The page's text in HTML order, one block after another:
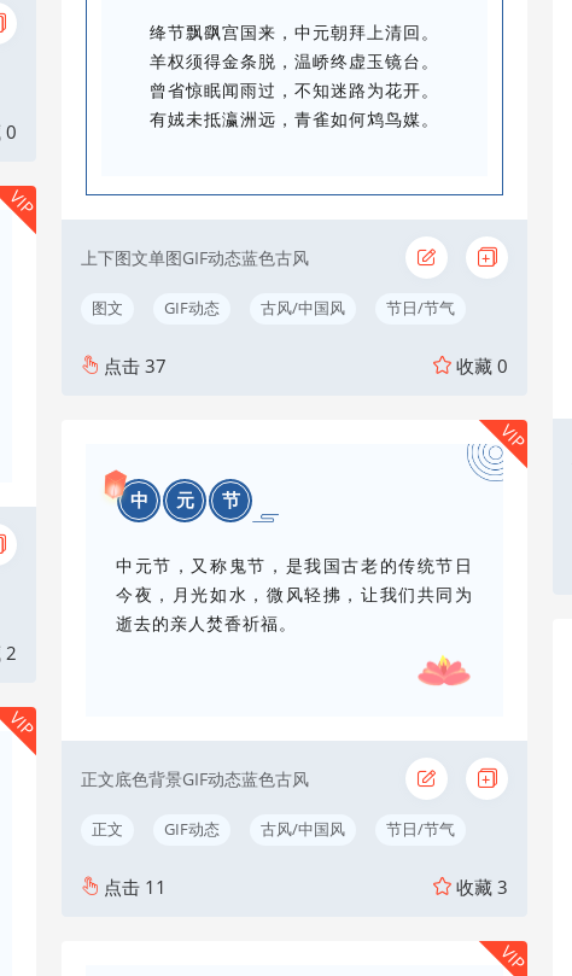
0
2
VIP
VIP
绛节飘飖宫国来，中元朝拜上清回。
羊权须得金条脱，温峤终虚玉镜台。
曾省惊眠闻雨过，不知迷路为花开。
有娀未抵瀛洲远，青雀如何鸩鸟媒。
上下图文单图GIF动态蓝色古风
图文 GIF动态 古风/中国风 节日/节气
点击 37 收藏 0
中 元 节
中元节，又称鬼节，是我国古老的传统节日
今夜，月光如水，微风轻拂，让我们共同为
逝去的亲人焚香祈福。
正文底色背景GIF动态蓝色古风
正文 GIF动态 古风/中国风 节日/节气
点击 11 收藏 3
VIP
VIP